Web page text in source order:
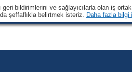
bildirimlerini ve sağlayıcılarla olan iş
da şeffaflıkla belirtmek isteriz. Daha fazla bilgi